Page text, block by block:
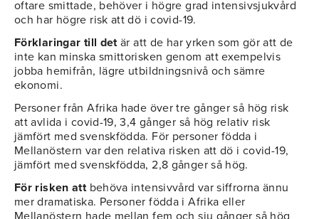
oftare smittade, behöver i högre grad intensivsjukvård
och har högre risk att dö i covid-19.
Förklaringar till detär att de har yrken som gör att de
inte kan minska smittorisken genom att exempelvis
jobba hemifrån, lägre utbildningsnivå och sämre
ekonomi.
Personer från Afrika hade över tre gånger så hög risk
att avlida i covid-19, 3,4 gånger så hög relativ risk
jämfört med svenskfödda. För personer födda i
Mellanöstern var den relativa risken att dö i covid-19,
jämfört med svenskfödda, 2,8 gånger så hög.
För risken attbehöva intensivvård var siffrorna ännu
mer dramatiska. Personer födda i Afrika eller